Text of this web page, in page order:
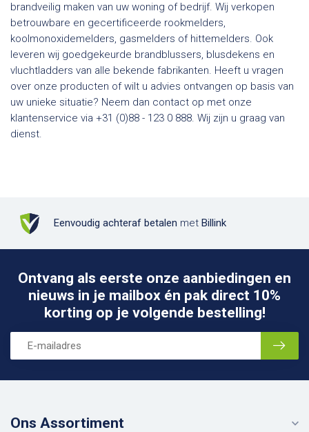
brandveilig maken van uw woning of bedrijf. Wij verkopen
betrouwbare en gecertificeerde rookmelders,
koolmonoxidemelders, gasmelders of hittemelders. Ook
leveren wij goedgekeurde brandblussers, blusdekens en
vluchtladders van alle bekende fabrikanten. Heeft u vragen
over onze producten of wilt u advies ontvangen op basis van
uw unieke situatie? Neem dan contact op met onze
klantenservice via +31 (0)88 - 123 0 888. Wij zijn u graag van
dienst.
Eenvoudig achteraf betalen met Billink
Ontvang als eerste onze aanbiedingen en
nieuws in je mailbox én pak direct 10%
korting op je volgende bestelling!
Ons Assortiment